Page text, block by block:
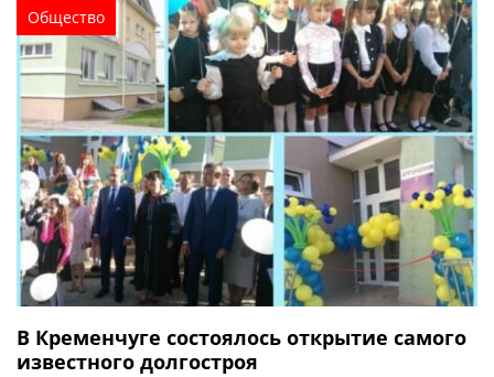
Общество
В Кременчуге состоялось открытие самого
известного долгостроя